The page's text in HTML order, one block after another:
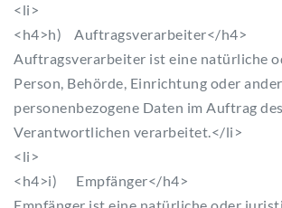
<li>
<h4>h) Auftragsverarbeiter</h4>
Auftragsverarbeiter ist eine natürliche
Person, Behörde, Einrichtung oder
personenbezogene Daten im Auftrag des
Verantwortlichen verarbeitet.</li>
<li>
<h4>i) Empfänger</h4>